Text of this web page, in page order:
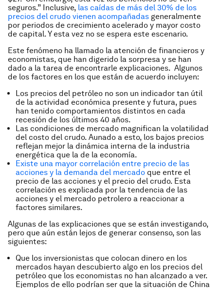
seguros.” Inclusive, las caídas de más del 30% de los
precios del crudo vienen acompañadas generalmente
por periodos de crecimiento acelerado y mayor costo
de capital. Y esta vez no se espera este escenario.
Este fenómeno ha llamado la atención de financieros y
economistas, que han digerido la sorpresa y se han
dado a la tarea de encontrarle explicaciones. Algunos
de los factores en los que están de acuerdo incluyen:
Los precios del petróleo no son un indicador tan útil
de la actividad económica presente y futura, pues
han tenido comportamientos distintos en cada
recesión de los últimos 40 años.
Las condiciones de mercado magnifican la volatilidad
del costo del crudo. Aunado a esto, los bajos precios
reflejan mejor la dinámica interna de la industria
energética que la de la economía.
Existe una mayor correlación entre precio de las
acciones y la demanda del mercado que entre el
precio de las acciones y el precio del crudo. Esta
correlación es explicada por la tendencia de las
acciones y el mercado petrolero a reaccionar a
factores similares.
Algunas de las explicaciones que se están investigando,
pero que aún están lejos de generar consenso, son las
siguientes:
Que los inversionistas que colocan dinero en los
mercados hayan descubierto algo en los precios del
petróleo que los economistas no han alcanzado a ver.
Ejemplos de ello podrían ser que la situación de China